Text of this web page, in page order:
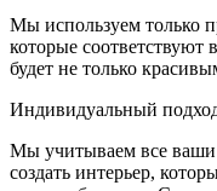
Мы используем только
которые
будет не только
Индивидуальный
Мы учитываем все ваши
создать интерьер,